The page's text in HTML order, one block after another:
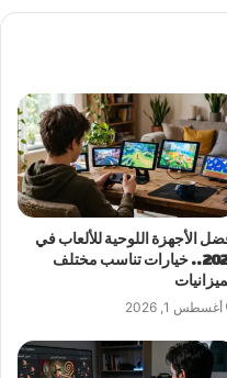
الأجهزة اللوحية للألعاب في
2026.. خيارات تناسب مختلف
أغسطس 1, 2026